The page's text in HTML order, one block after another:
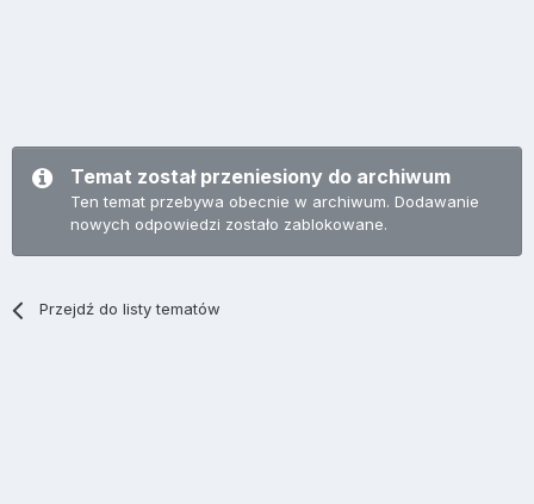
Temat został przeniesiony do archiwum
Ten temat przebywa obecnie w archiwum. Dodawanie
nowych odpowiedzi zostało zablokowane.
Przejdź do listy tematów